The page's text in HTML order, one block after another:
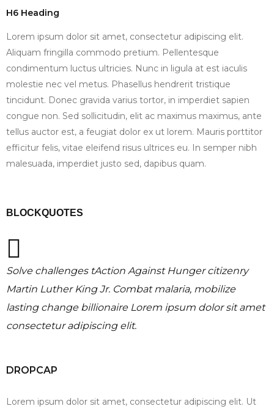
H6 Heading
Lorem ipsum dolor sit amet, consectetur adipiscing elit.
Aliquam fringilla commodo pretium. Pellentesque
condimentum luctus ultricies. Nunc in ligula at est iaculis
molestie nec vel metus. Phasellus hendrerit tristique
tincidunt. Donec gravida varius tortor, in imperdiet sapien
congue non. Sed sollicitudin, elit ac maximus maximus, ante
tellus auctor est, a feugiat dolor ex ut lorem. Mauris porttitor
efficitur felis, vitae eleifend risus ultrices eu. In semper nibh
malesuada, imperdiet justo sed, dapibus quam.
BLOCKQUOTES
Solve challenges tAction Against Hunger citizenry
Martin Luther King Jr. Combat malaria, mobilize
lasting change billionaire Lorem ipsum dolor sit amet
consectetur adipiscing elit.
DROPCAP
Lorem ipsum dolor sit amet, consectetur adipiscing elit. Ut